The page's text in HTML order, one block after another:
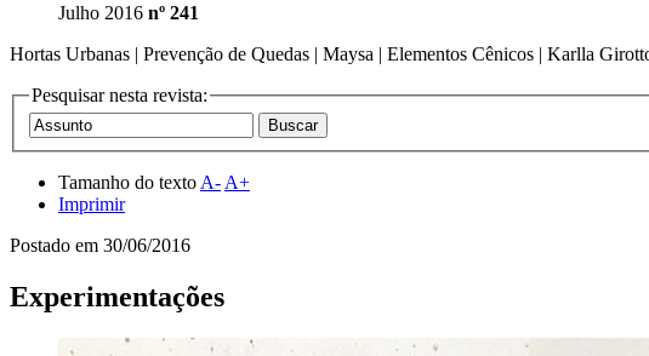
Julho 2016 nº 241
Hortas Urbanas | Prevenção de Quedas | Maysa | Elementos Cênicos | Karlla
Pesquisar nesta revista:
Tamanho do texto A- A+
Imprimir
Postado em 30/06/2016
Experimentações